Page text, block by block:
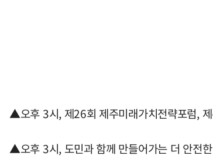
▲오후 3시, 제26회 제주미래가치전략포럼,
▲오후 3시, 도민과 함께 만들어가는 더 안전